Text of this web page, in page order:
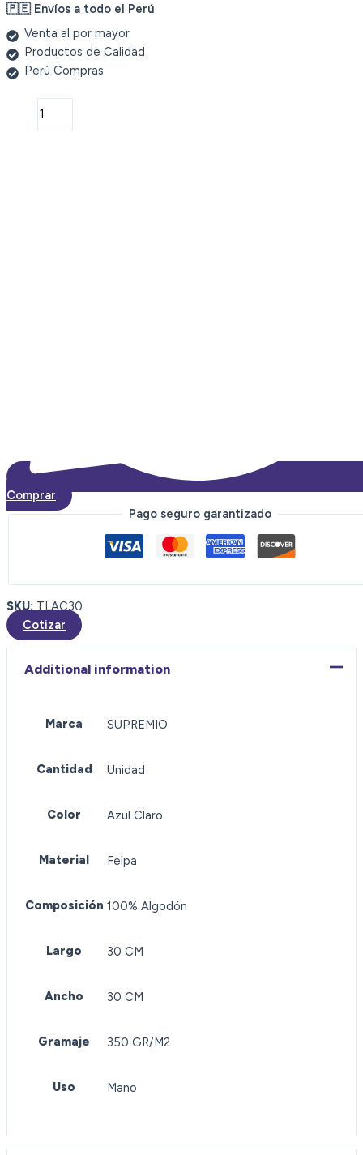
🇵🇪 Envíos a todo el Perú
Venta al por mayor
Productos de Calidad
Perú Compras
Comprar
Pago seguro garantizado
SKU: TLAC30
Cotizar
Additional information
Marca SUPREMIO
Cantidad Unidad
Color Azul Claro
Material Felpa
Composición 100% Algodón
Largo 30 CM
Ancho 30 CM
Gramaje 350 GR/M2
Uso Mano